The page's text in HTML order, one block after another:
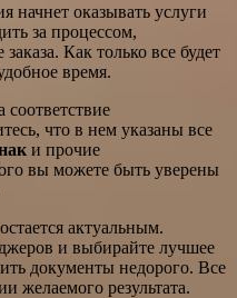
начнет оказывать услуги
за процессом,
Как только все будет
время.
что в нем указаны все
и прочие
вы можете быть уверены
актуальным.
и выбирайте лучшее
документы недорого. Все
желаемого результата.